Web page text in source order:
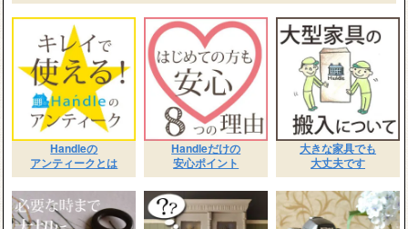
Handleの
アンティークとは
Handleだけの
安心ポイント
大きな家具でも
大丈夫です